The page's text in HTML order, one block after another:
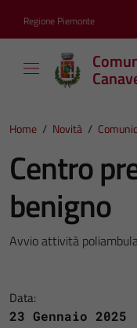
Regione Piemonte
Home / Novità /
Centro
benigno
Avvio attività
Data:
23 Gennaio 2025